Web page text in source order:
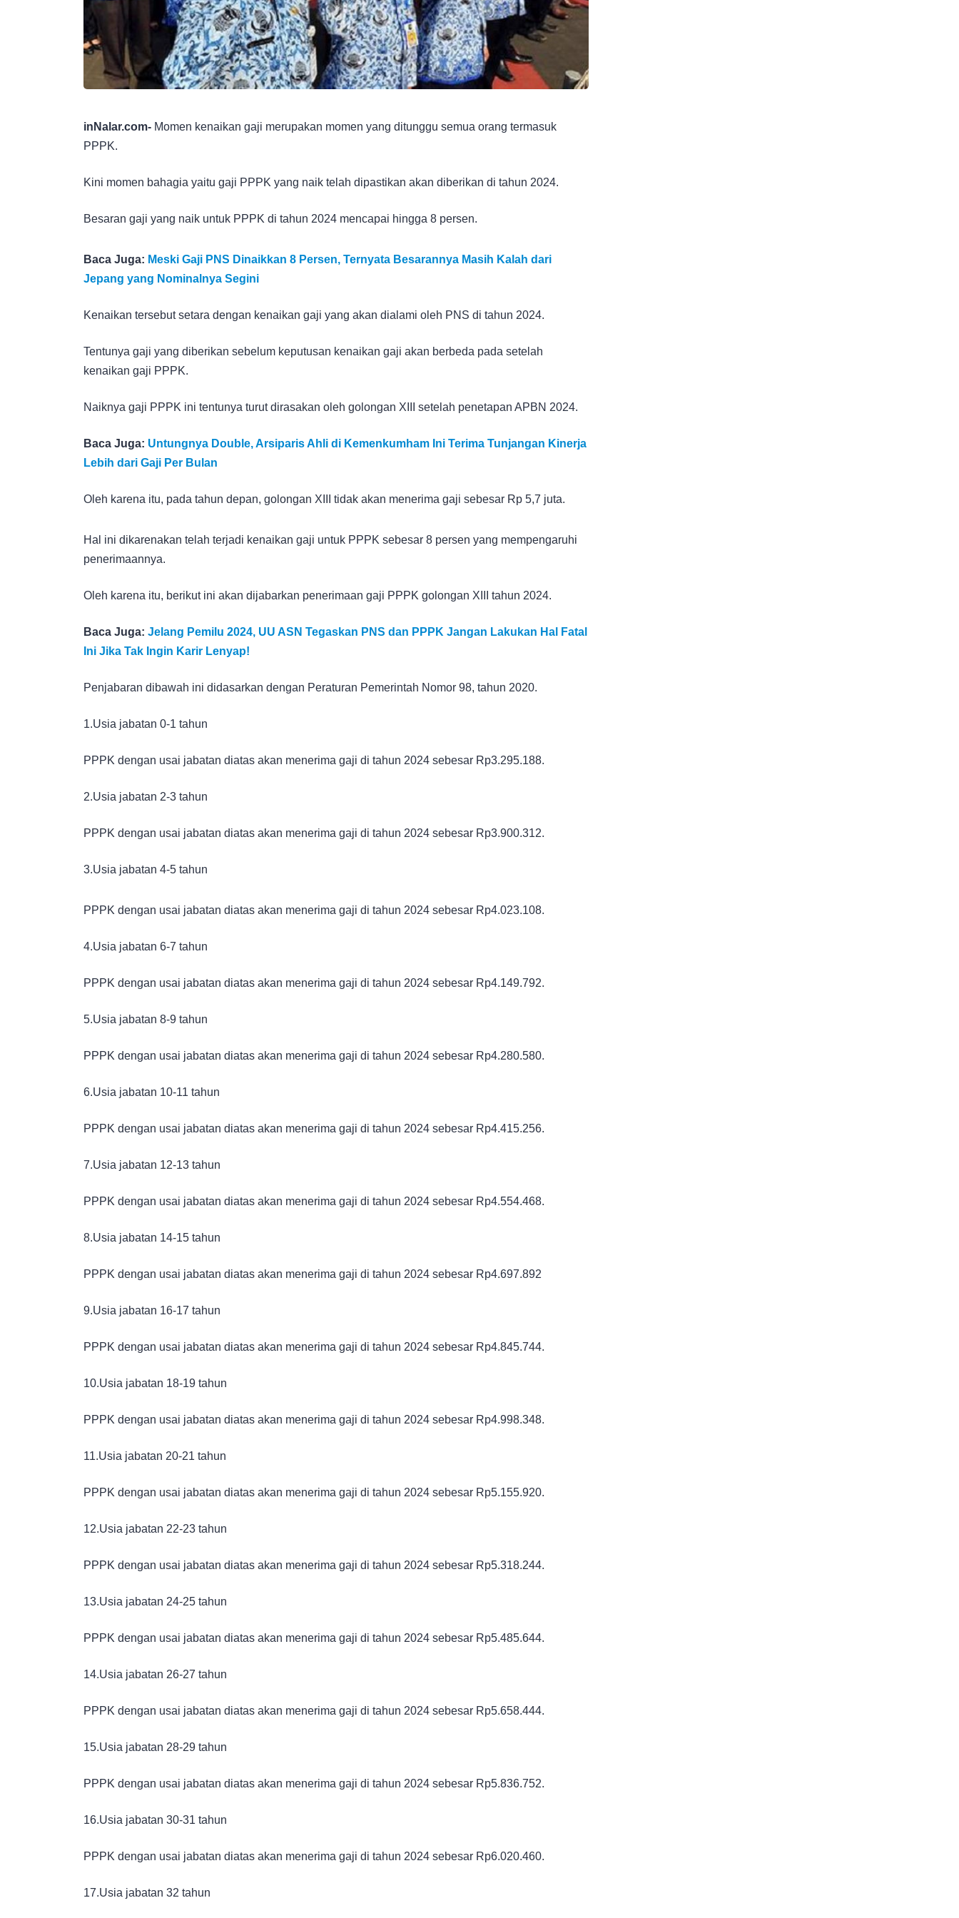
inNalar.com- Momen kenaikan gaji merupakan momen yang ditunggu semua orang termasuk
PPPK.
Kini momen bahagia yaitu gaji PPPK yang naik telah dipastikan akan diberikan di tahun 2024.
Besaran gaji yang naik untuk PPPK di tahun 2024 mencapai hingga 8 persen.
Baca Juga: Meski Gaji PNS Dinaikkan 8 Persen, Ternyata Besarannya Masih Kalah dari
Jepang yang Nominalnya Segini
Kenaikan tersebut setara dengan kenaikan gaji yang akan dialami oleh PNS di tahun 2024.
Tentunya gaji yang diberikan sebelum keputusan kenaikan gaji akan berbeda pada setelah
kenaikan gaji PPPK.
Naiknya gaji PPPK ini tentunya turut dirasakan oleh golongan XIII setelah penetapan APBN 2024.
Baca Juga: Untungnya Double, Arsiparis Ahli di Kemenkumham Ini Terima Tunjangan Kinerja
Lebih dari Gaji Per Bulan
Oleh karena itu, pada tahun depan, golongan XIII tidak akan menerima gaji sebesar Rp 5,7 juta.
Hal ini dikarenakan telah terjadi kenaikan gaji untuk PPPK sebesar 8 persen yang mempengaruhi
penerimaannya.
Oleh karena itu, berikut ini akan dijabarkan penerimaan gaji PPPK golongan XIII tahun 2024.
Baca Juga: Jelang Pemilu 2024, UU ASN Tegaskan PNS dan PPPK Jangan Lakukan Hal Fatal
Ini Jika Tak Ingin Karir Lenyap!
Penjabaran dibawah ini didasarkan dengan Peraturan Pemerintah Nomor 98, tahun 2020.
1.Usia jabatan 0-1 tahun
PPPK dengan usai jabatan diatas akan menerima gaji di tahun 2024 sebesar Rp3.295.188.
2.Usia jabatan 2-3 tahun
PPPK dengan usai jabatan diatas akan menerima gaji di tahun 2024 sebesar Rp3.900.312.
3.Usia jabatan 4-5 tahun
PPPK dengan usai jabatan diatas akan menerima gaji di tahun 2024 sebesar Rp4.023.108.
4.Usia jabatan 6-7 tahun
PPPK dengan usai jabatan diatas akan menerima gaji di tahun 2024 sebesar Rp4.149.792.
5.Usia jabatan 8-9 tahun
PPPK dengan usai jabatan diatas akan menerima gaji di tahun 2024 sebesar Rp4.280.580.
6.Usia jabatan 10-11 tahun
PPPK dengan usai jabatan diatas akan menerima gaji di tahun 2024 sebesar Rp4.415.256.
7.Usia jabatan 12-13 tahun
PPPK dengan usai jabatan diatas akan menerima gaji di tahun 2024 sebesar Rp4.554.468.
8.Usia jabatan 14-15 tahun
PPPK dengan usai jabatan diatas akan menerima gaji di tahun 2024 sebesar Rp4.697.892
9.Usia jabatan 16-17 tahun
PPPK dengan usai jabatan diatas akan menerima gaji di tahun 2024 sebesar Rp4.845.744.
10.Usia jabatan 18-19 tahun
PPPK dengan usai jabatan diatas akan menerima gaji di tahun 2024 sebesar Rp4.998.348.
11.Usia jabatan 20-21 tahun
PPPK dengan usai jabatan diatas akan menerima gaji di tahun 2024 sebesar Rp5.155.920.
12.Usia jabatan 22-23 tahun
PPPK dengan usai jabatan diatas akan menerima gaji di tahun 2024 sebesar Rp5.318.244.
13.Usia jabatan 24-25 tahun
PPPK dengan usai jabatan diatas akan menerima gaji di tahun 2024 sebesar Rp5.485.644.
14.Usia jabatan 26-27 tahun
PPPK dengan usai jabatan diatas akan menerima gaji di tahun 2024 sebesar Rp5.658.444.
15.Usia jabatan 28-29 tahun
PPPK dengan usai jabatan diatas akan menerima gaji di tahun 2024 sebesar Rp5.836.752.
16.Usia jabatan 30-31 tahun
PPPK dengan usai jabatan diatas akan menerima gaji di tahun 2024 sebesar Rp6.020.460.
17.Usia jabatan 32 tahun